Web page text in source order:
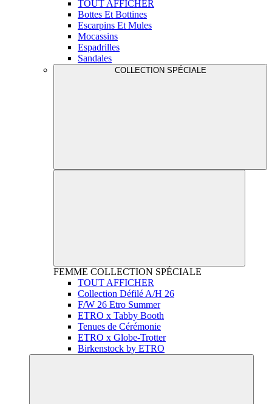
TOUT AFFICHER
Bottes Et Bottines
Escarpins Et Mules
Mocassins
Espadrilles
Sandales
COLLECTION SPÉCIALE
FEMME COLLECTION SPÉCIALE
TOUT AFFICHER
Collection Défilé A/H 26
F/W 26 Etro Summer
ETRO x Tabby Booth
Tenues de Cérémonie
ETRO x Globe-Trotter
Birkenstock by ETRO